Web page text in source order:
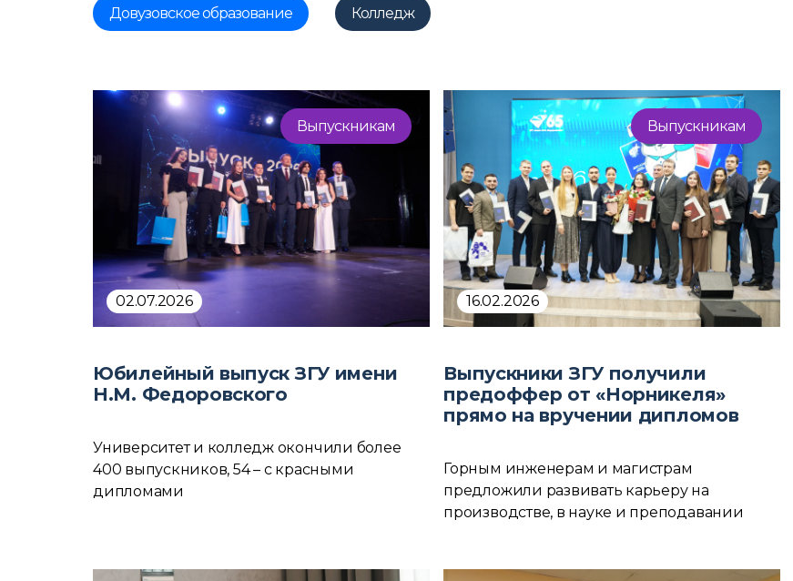
Довузовское образование Колледж
Выпускникам
02.07.2026
Юбилейный выпуск ЗГУ имени
Н.М. Федоровского
Университет и колледж окончили более
400 выпускников, 54 – с красными
дипломами
Выпускникам
16.02.2026
Выпускники ЗГУ получили
предоффер от «Норникеля»
прямо на вручении дипломов
Горным инженерам и магистрам
предложили развивать карьеру на
производстве, в науке и преподавании